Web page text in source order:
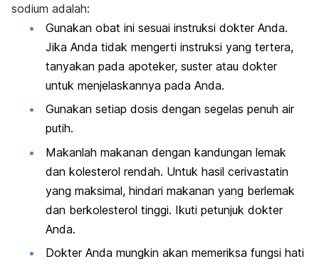
sodium adalah:
Gunakan obat ini sesuai instruksi dokter Anda.
Jika Anda tidak mengerti instruksi yang tertera,
tanyakan pada apoteker, suster atau dokter
untuk menjelaskannya pada Anda.
Gunakan setiap dosis dengan segelas penuh air
putih.
Makanlah makanan dengan kandungan lemak
dan kolesterol rendah. Untuk hasil cerivastatin
yang maksimal, hindari makanan yang berlemak
dan berkolesterol tinggi. Ikuti petunjuk dokter
Anda.
Dokter Anda mungkin akan memeriksa fungsi hati